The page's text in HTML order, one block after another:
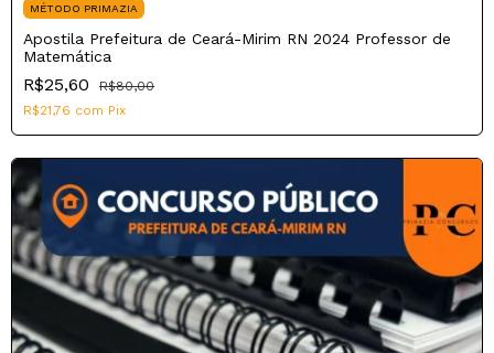
MÉTODO PRIMAZIA
Apostila Prefeitura de Ceará-Mirim RN 2024 Professor de
Matemática
R$25,60
R$80,00
R$21,76 com Pix